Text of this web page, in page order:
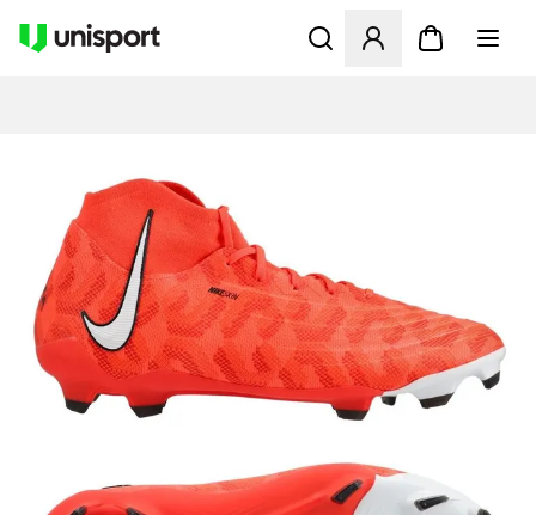
Opent een venster om in